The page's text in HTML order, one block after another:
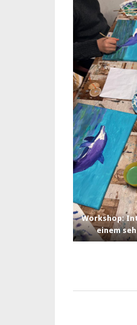
Workshop:
einem